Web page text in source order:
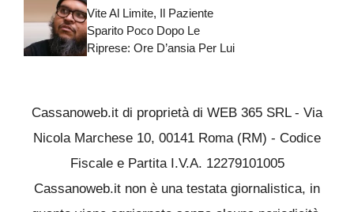
Vite Al Limite, Il Paziente
Sparito Poco Dopo Le
Riprese: Ore D’ansia Per Lui
Cassanoweb.it di proprietà di WEB 365 SRL - Via
Nicola Marchese 10, 00141 Roma (RM) - Codice
Fiscale e Partita I.V.A. 12279101005
Cassanoweb.it non è una testata giornalistica, in